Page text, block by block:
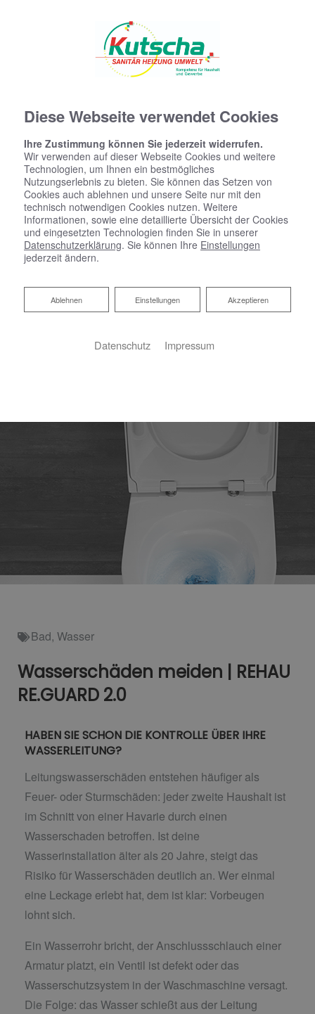
Bad, Wasser
Wasserschäden meiden | REHAU
RE.GUARD 2.0
HABEN SIE SCHON DIE KONTROLLE ÜBER IHRE
WASSERLEITUNG?
Leitungswasserschäden entstehen häufiger als
Feuer- oder Sturmschäden: jeder zweite Haushalt ist
im Schnitt von einer Havarie durch einen
Wasserschaden betroffen. Ist deine
Wasserinstallation älter als 20 Jahre, steigt das
Risiko für Wasserschäden deutlich an. Wer einmal
eine Leckage erlebt hat, dem ist klar: Vorbeugen
lohnt sich.
Ein Wasserrohr bricht, der Anschlussschlauch einer
Armatur platzt, ein Ventil ist defekt oder das
Wasserschutzsystem in der Waschmaschine versagt.
Die Folge: das Wasser schießt aus der Leitung
Diese Webseite verwendet Cookies
Ihre Zustimmung können Sie jederzeit widerrufen.
Wir verwenden auf dieser Webseite Cookies und weitere
Technologien, um Ihnen ein bestmögliches
Nutzungserlebnis zu bieten. Sie können das Setzen von
Cookies auch ablehnen und unsere Seite nur mit den
technisch notwendigen Cookies nutzen. Weitere
Informationen, sowie eine detaillierte Übersicht der Cookies
und eingesetzten Technologien finden Sie in unserer
Datenschutzerklärung. Sie können Ihre Einstellungen
jederzeit ändern.
Akzeptieren
Einstellungen
Ablehnen
Ablehnen
Datenschutz Impressum